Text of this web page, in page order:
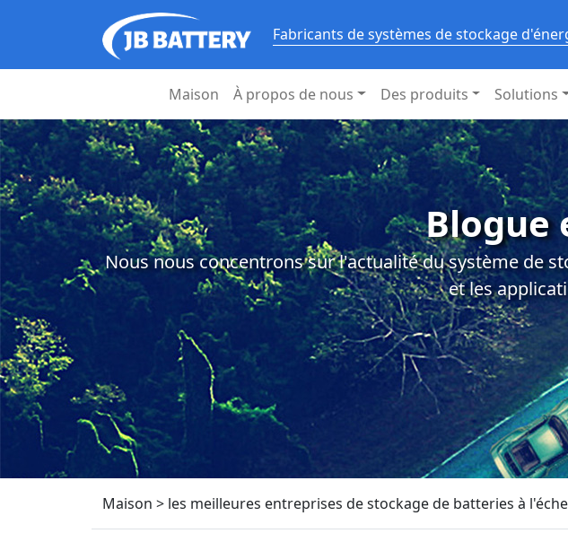
Fabricants de systèmes de stockage
Maison À propos de nous Des produits Solutions
Blogue
Nous nous concentrons sur l'actualité du système de
et les
Maison > les meilleures entreprises de stockage de batteries à